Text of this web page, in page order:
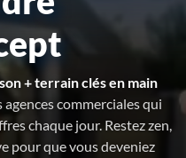
+ terrain clés en main
commerciales qui
chaque jour. Restez zen,
pour que vous deveniez